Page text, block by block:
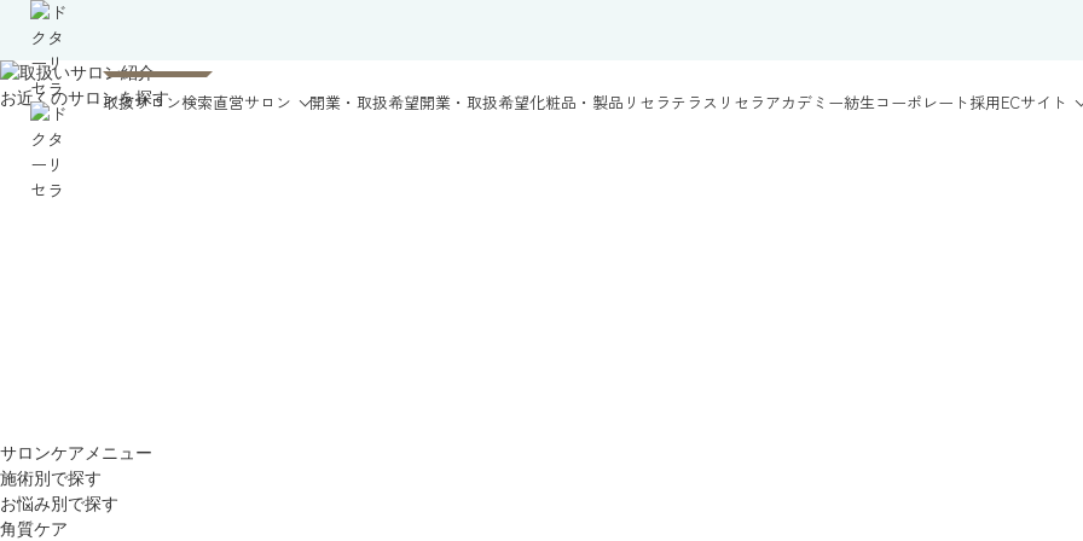
取扱サロン検索直営サロン 開業・取扱希望開業・取扱希望化粧品・製品 リセラテラス リセラアカデミー紡生コーポレート採用ECサイト
お近くのサロンを探す
サロンケアメニュー
施術別で探す
お悩み別で探す
角質ケア